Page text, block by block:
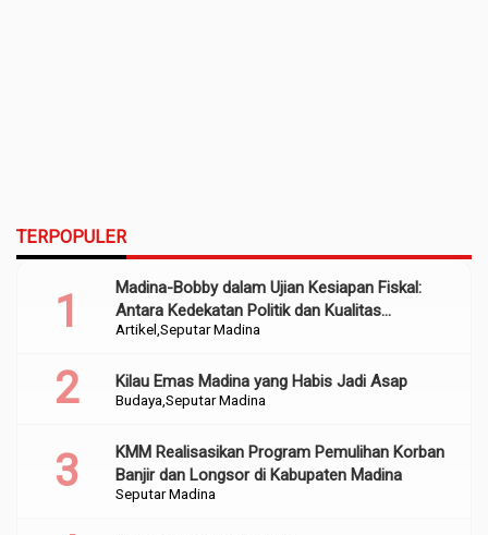
TERPOPULER
Artikel Seputar Madina
Madina-Bobby dalam Ujian Kesiapan Fiskal:
Antara Kedekatan Politik dan Kualitas
Perencanaan
BudayaSeputar Madina
Kilau Emas Madina yang Habis Jadi Asap
Seputar Madina
KMM Realisasikan Program Pemulihan Korban
Banjir dan Longsor di Kabupaten Madina